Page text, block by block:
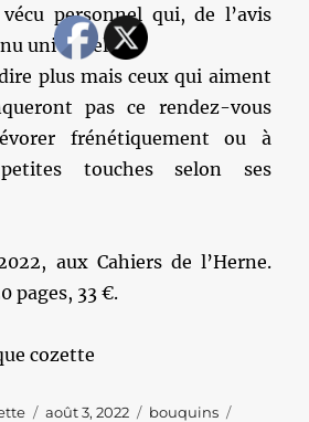
personnel qui, de l’avis
universel.
plus mais ceux qui aiment
pas ce rendez-vous
frénétiquement ou à
touches selon ses
aux Cahiers de l’Herne.
pages, 33 €.
cozette
Publié
août 3, 2022 Catégories
bouquins